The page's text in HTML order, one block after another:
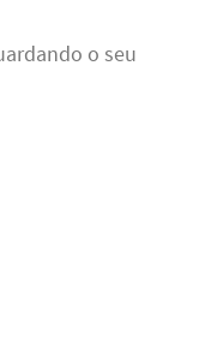
o seu